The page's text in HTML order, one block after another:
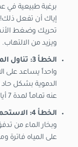
برغبة طبيعية في
إياك أن تفعل
تحريك وضغط
ويزيد من الالتهاب.
الخطأ 3: تناول المشروبات الكحولية.
واحداً يساعد على
الدموية بشكل حاد
عنه تماماً لمدة 7 أيام على الأقل، ويفضل 10 أيام.
الخطأ 4: الاستحمام بالمياه الساخنة.
وبخار الماء من
على المياه فاترة